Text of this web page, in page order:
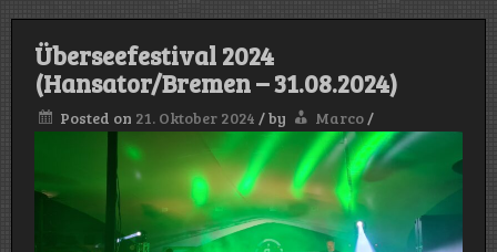
Überseefestival 2024
(Hansator/Bremen – 31.08.2024)
Posted on 21. Oktober 2024 /by Marco/